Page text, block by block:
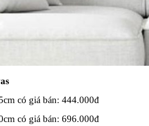
có giá bán: 444.000đ
có giá bán: 696.000đ